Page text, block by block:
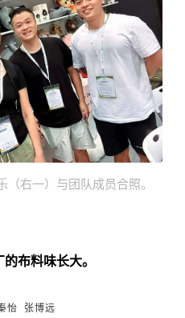
右一）与团队成员合照。
布料味长大。
怡 张博远